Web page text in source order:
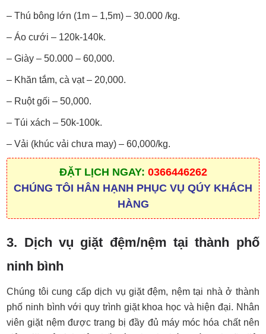
– Thú bông lớn (1m – 1,5m) – 30.000 /kg.
– Áo cưới – 120k-140k.
– Giày – 50.000 – 60,000.
– Khăn tắm, cà vạt – 20,000.
– Ruột gối – 50,000.
– Túi xách – 50k-100k.
– Vải (khúc vải chưa may) – 60,000/kg.
ĐẶT LỊCH NGAY: 0366446262
CHÚNG TÔI HÂN HẠNH PHỤC VỤ QÚY KHÁCH
HÀNG
3. Dịch vụ giặt đệm/nệm tại thành phố
ninh bình
Chúng tôi cung cấp dịch vụ giặt đệm, nệm tại nhà ở thành
phố ninh bình với quy trình giặt khoa học và hiện đại. Nhân
viên giặt nệm được trang bị đầy đủ máy móc hóa chất nên